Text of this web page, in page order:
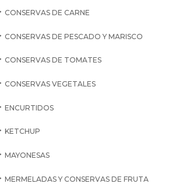
CONSERVAS DE CARNE
CONSERVAS DE PESCADO Y MARISCO
CONSERVAS DE TOMATES
CONSERVAS VEGETALES
ENCURTIDOS
KETCHUP
MAYONESAS
MERMELADAS Y CONSERVAS DE FRUTA